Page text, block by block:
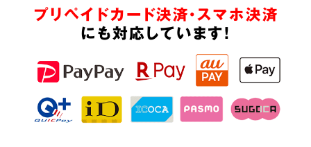
プリペイドカード決済・スマホ決済
にも対応しています!